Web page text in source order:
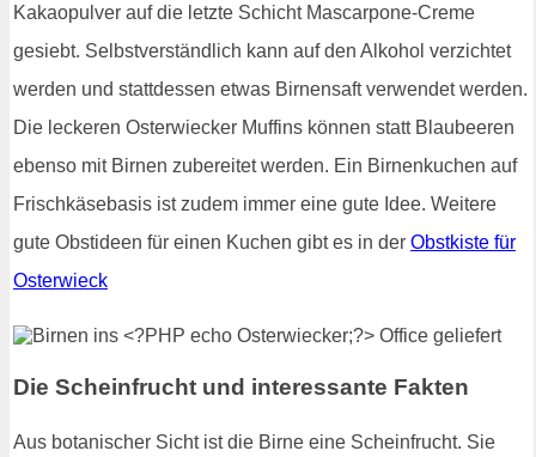
Kakaopulver auf die letzte Schicht Mascarpone-Creme
gesiebt. Selbstverständlich kann auf den Alkohol verzichtet
werden und stattdessen etwas Birnensaft verwendet werden.
Die leckeren Osterwiecker Muffins können statt Blaubeeren
ebenso mit Birnen zubereitet werden. Ein Birnenkuchen auf
Frischkäsebasis ist zudem immer eine gute Idee. Weitere
gute Obstideen für einen Kuchen gibt es in der Obstkiste für
Osterwieck
Die Scheinfrucht und interessante Fakten
Aus botanischer Sicht ist die Birne eine Scheinfrucht. Sie